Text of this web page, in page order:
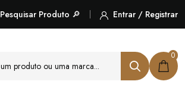
Pesquisar Produto 🔎 Entrar / Registrar
0